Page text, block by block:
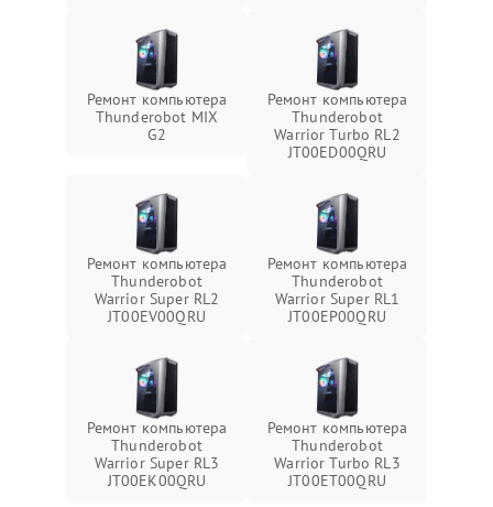
Ремонт компьютера
Thunderobot MIX
G2
Ремонт компьютера
Thunderobot
Warrior Turbo RL2
JT00ED00QRU
Ремонт компьютера
Thunderobot
Warrior Super RL2
JT00EV00QRU
Ремонт компьютера
Thunderobot
Warrior Super RL1
JT00EP00QRU
Ремонт компьютера
Thunderobot
Warrior Super RL3
JT00EK00QRU
Ремонт компьютера
Thunderobot
Warrior Turbo RL3
JT00ET00QRU